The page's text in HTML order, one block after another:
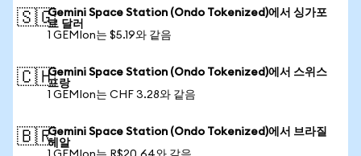
🇸🇬Gemini Space Station (Ondo Tokenized)에서 싱가포
르 달러
1 GEMIon는 $5.19와 같음
🇨🇭Gemini Space Station (Ondo Tokenized)에서 스위스
프랑
1 GEMIon는 CHF 3.28와 같음
🇧🇷Gemini Space Station (Ondo Tokenized)에서 브라질
헤알